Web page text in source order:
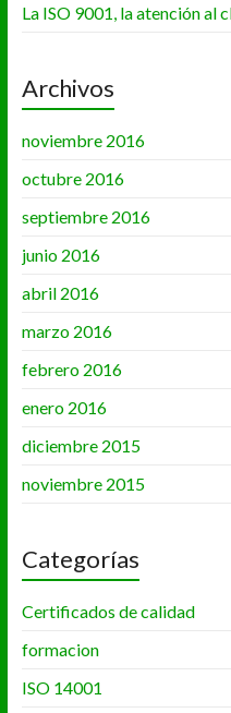
La ISO 9001, la atención al
Archivos
noviembre 2016
octubre 2016
septiembre 2016
junio 2016
abril 2016
marzo 2016
febrero 2016
enero 2016
diciembre 2015
noviembre 2015
Categorías
Certificados de calidad
formacion
ISO 14001